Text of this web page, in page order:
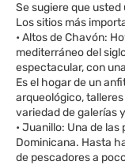
Se sugiere que
Los sitios más
• Altos de Chavón:
mediterráneo del
espectacular, con
Es el hogar de un
arqueológico,
variedad de galerías
• Juanillo: Una de
Dominicana. Hasta
de pescadores a